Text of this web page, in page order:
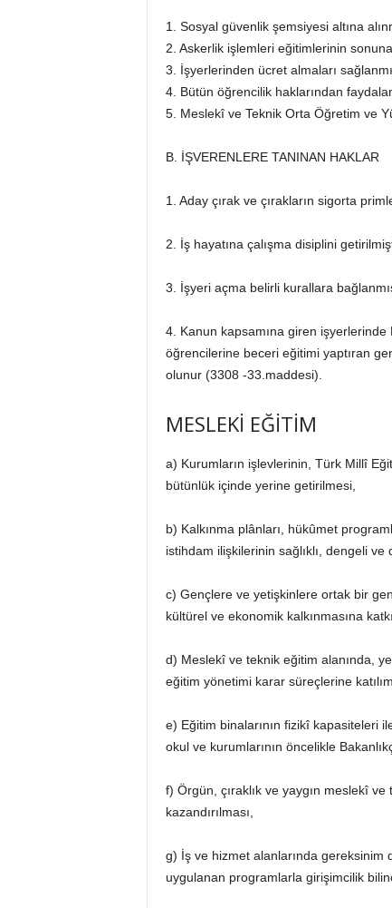
1. Sosyal güvenlik şemsiyesi altına
2. Askerlik işlemleri eğitimlerinin
3. İşyerlerinden ücret almaları
4. Bütün öğrencilik haklarından
5. Meslekî ve Teknik Orta Öğretim ve
B. İŞVERENLERE TANINAN HAKLAR
1. Aday çırak ve çırakların sigorta
2. İş hayatına çalışma disiplini
3. İşyeri açma belirli kurallara
4. Kanun kapsamına giren
öğrencilerine beceri eğitimi yaptıran
olunur (3308 -33.maddesi).
MESLEKİ EĞİTİM
a) Kurumların işlevlerinin, Türk Millî
bütünlük içinde yerine getirilmesi,
b) Kalkınma plânları, hükûmet
istihdam ilişkilerinin sağlıklı, dengeli ve
c) Gençlere ve yetişkinlere ortak bir
kültürel ve ekonomik kalkınmasına
d) Meslekî ve teknik eğitim alanında,
eğitim yönetimi karar süreçlerine
e) Eğitim binalarının fizikî kapasiteleri
okul ve kurumlarının öncelikle
f) Örgün, çıraklık ve yaygın meslekî
kazandırılması,
g) İş ve hizmet alanlarında
uygulanan programlarla girişimcilik